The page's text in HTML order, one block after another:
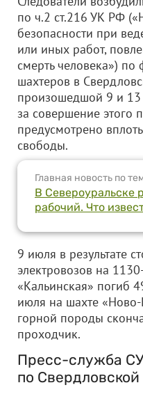
по ч.2 ст.216 УК РФ
безопасности при
или иных работ,
смерть человека») по
шахтеров в
произошедшой 9 и 13
за совершение этого
предусмотрено
свободы.
Главная новость по
В Североуральске
рабочий. Что
9 июля в результате
электровозов на
«Кальинская» погиб
июля на шахте
горной породы
проходчик.
Пресс-служба
по Свердловской